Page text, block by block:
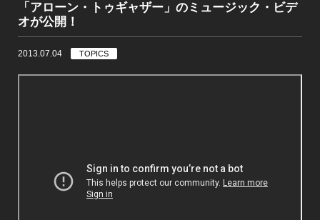
「アローン・トゥギャザー」のミュージック・ビデ
オが公開！
2013.07.04 TOPICS